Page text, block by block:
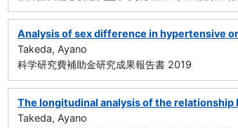
Analysis of sex difference in hypertensive
Takeda, Ayano
科学研究費補助金研究成果報告書 2019
The longitudinal analysis of the
Takeda, Ayano